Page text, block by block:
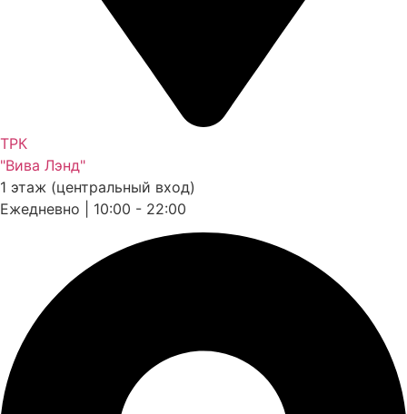
ТРК
"Вива Лэнд"
1 этаж (центральный вход)
Ежедневно | 10:00 - 22:00